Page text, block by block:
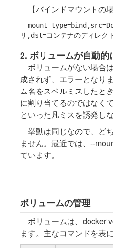
【バインドマウントの場
--mount
2. ボリュームが自動的
ボリュームがない場合
成されず、エラーとなり
ム名をスペルミスしたと
に割り当てるのではなく
といった凡ミスを誘発し
挙動は同じなので、ど
ません。最近では、--
ています。
ボリュームの管理
ボリュームは、docker
ます。主なコマンドを表